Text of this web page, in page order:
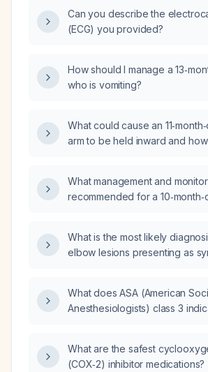
Can you describe the
(ECG) you provided?
How should I manage a
who is vomiting?
What could cause an
arm to be held inward and
What management and
recommended for a
What is the most likely
elbow lesions presenting as
What does ASA (American
Anesthesiologists) class 3
What are the safest
(COX‑2) inhibitor medications?